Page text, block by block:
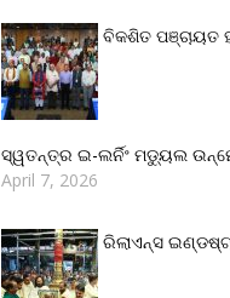
ବିକଶିତ ପଞ୍ଚାୟତ
ସ୍ୱତନ୍ତ୍ର ଇ-ଲର୍ନିଂ ମଡ୍ୟୁଲ
April 7, 2026
ରିଲାଏନ୍‌ସ